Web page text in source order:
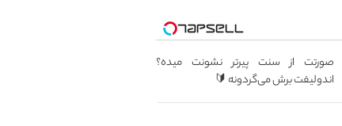
صورتت از سنت پیرتر نشونت میده؟
اندولیفت برش می‌گردونه 🔰